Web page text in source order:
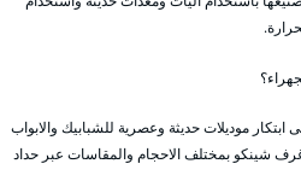
موديلات حديثة وعصرية للشبابيك والابواب
شينكو بمختلف الاحجام والمقاسات عبر حداد